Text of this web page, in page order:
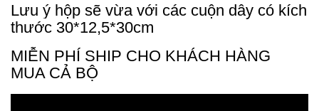
Lưu ý hộp sẽ vừa với các cuộn dây có kích
thước 30*12,5*30cm
MIỄN PHÍ SHIP CHO KHÁCH HÀNG
MUA CẢ BỘ